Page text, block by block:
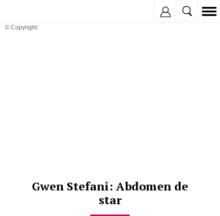
© Copyright:
Gwen Stefani: Abdomen de
star